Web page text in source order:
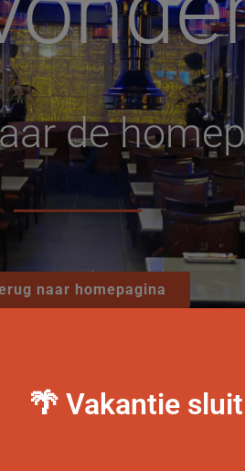
de
naar homepagina
🌴 Vakantie